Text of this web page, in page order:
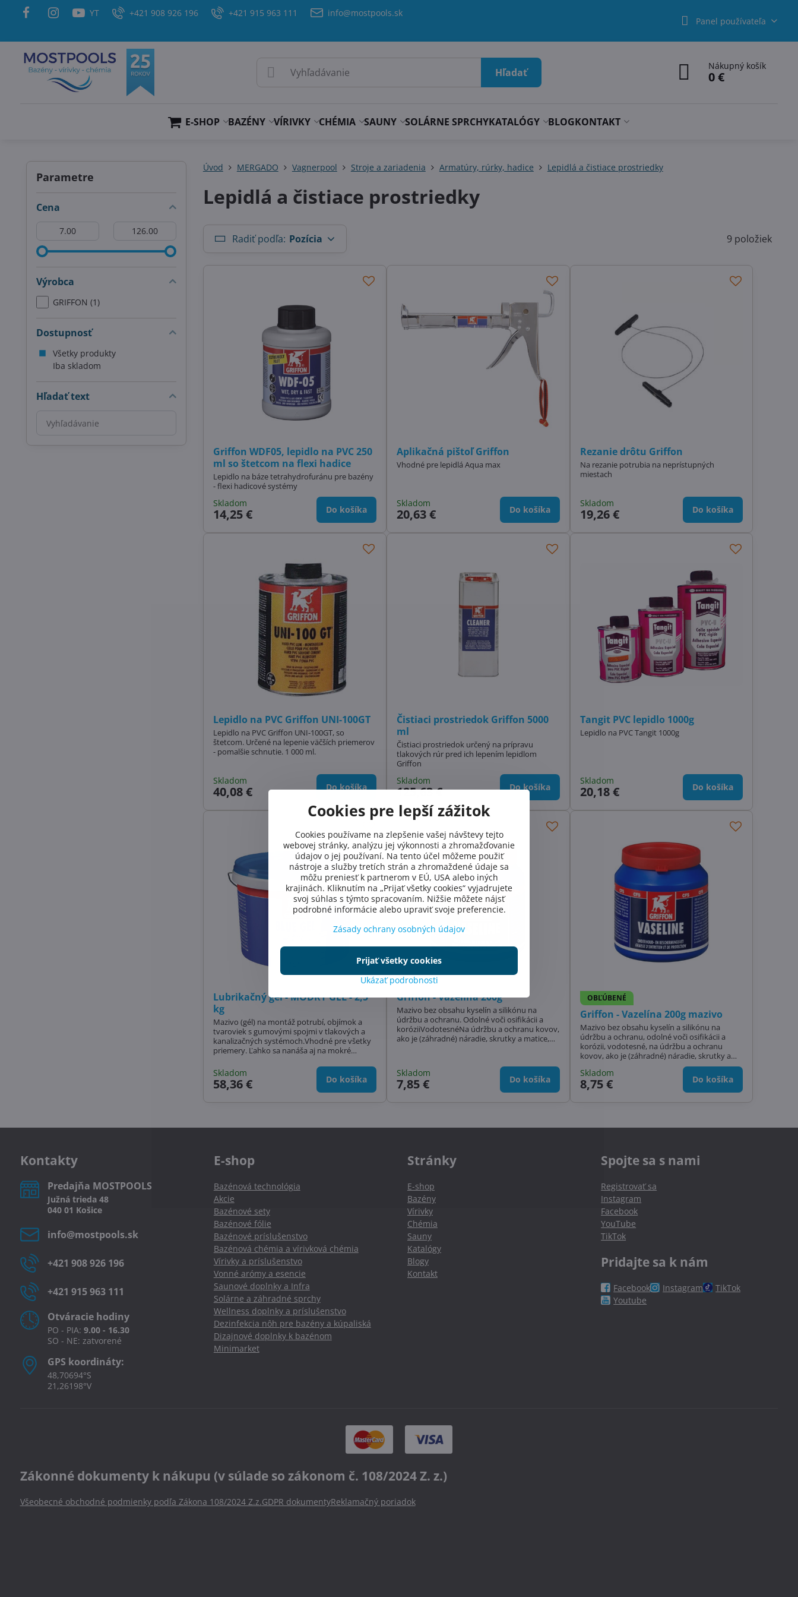
YT +421 908 926 196 +421 915 963 111 info@mostpools.sk
Panel používateľa
Hľadať
Nákupný košík
0 €
E-SHOP BAZÉNY VÍRIVKY CHÉMIA SAUNY SOLÁRNE SPRCHYKATALÓGY BLOGKONTAKT
Úvod MERGADO Vagnerpool Stroje a zariadenia Armatúry, rúrky, hadice Lepidlá a čistiace prostriedky
Lepidlá a čistiace prostriedky
Radiť podľa: Pozícia 9 položiek
Griffon WDF05, lepidlo na PVC 250
ml so štetcom na flexi hadice
Lepidlo na báze tetrahydrofuránu pre bazény
- flexi hadicové systémy
Skladom
14,25 € Do košíka
Aplikačná pištoľ Griffon
Vhodné pre lepidlá Aqua max
Skladom
20,63 € Do košíka
Rezanie drôtu Griffon
Na rezanie potrubia na neprístupných
miestach
Skladom
19,26 € Do košíka
Lepidlo na PVC Griffon UNI-100GT
Lepidlo na PVC Griffon UNI-100GT, so
štetcom. Určené na lepenie väčších priemerov
- pomalšie schnutie. 1 000 ml.
Skladom
40,08 € Do košíka
Čistiaci prostriedok Griffon 5000
ml
Čistiaci prostriedok určený na prípravu
tlakových rúr pred ich lepením lepidlom
Griffon
Skladom
125,63 € Do košíka
Tangit PVC lepidlo 1000g
Lepidlo na PVC Tangit 1000g
Skladom
20,18 € Do košíka
Lubrikačný gél - MODRÝ GÉL - 2,5
kg
Mazivo (gél) na montáž potrubí, objímok a
tvaroviek s gumovými spojmi v tlakových a
kanalizačných systémoch.Vhodné pre všetky
priemery. Ľahko sa nanáša aj na mokré
Skladom
58,36 € Do košíka
Griffon - Vazelína 200g
Mazivo bez obsahu kyselín a silikónu na
údržbu a ochranu. Odolné voči osifikácii a
koróziiVodotesnéNa údržbu a ochranu kovov,
ako je (záhradné) náradie, skrutky a matice,
Skladom
7,85 € Do košíka
OBĽÚBENÉ
Griffon - Vazelína 200g mazivo
Mazivo bez obsahu kyselín a silikónu na
údržbu a ochranu, odolné voči osifikácii a
korózii, vodotesné, na údržbu a ochranu
kovov, ako je (záhradné) náradie, skrutky a
Skladom
8,75 € Do košíka
Parametre
Cena
Výrobca
GRIFFON (1)
Dostupnosť
Všetky produkty
Iba skladom
Hľadať text
Prehľadať
výsledky
filtra
Kontakty
Predajňa MOSTPOOLS
Južná trieda 48
040 01 Košice
info​@mostpools​.sk
+421 908 926 196
+421 915 963 111
Otváracie hodiny
PO - PIA: 9.00 - 16.30
SO - NE: zatvorené
GPS koordináty:
48,70694°S
21,26198°V
E-shop
Bazénová technológia
Akcie
Bazénové sety
Bazénové fólie
Bazénové príslušenstvo
Bazénová chémia a vírivková chémia
Vírivky a príslušenstvo
Vonné arómy a esencie
Saunové doplnky a Infra
Solárne a záhradné sprchy
Wellness doplnky a príslušenstvo
Dezinfekcia nôh pre bazény a kúpaliská
Dizajnové doplnky k bazénom
Minimarket
Stránky
E-shop
Bazény
Vírivky
Chémia
Sauny
Katalógy
Blogy
Kontakt
Spojte sa s nami
Registrovať sa
Instagram
Facebook
YouTube
TikTok
Pridajte sa k nám
Facebook Instagram
TikTok
Youtube
Zákonné dokumenty k nákupu (v súlade so zákonom č. 108/2024 Z. z.)
Všeobecné obchodné podmienky podľa Zákona 108/2024 Z.z.GDPR dokumentyReklamačný poriadok
Cookies pre lepší zážitok
Cookies používame na zlepšenie vašej návštevy tejto
webovej stránky, analýzu jej výkonnosti a zhromažďovanie
údajov o jej používaní. Na tento účel môžeme použiť
nástroje a služby tretích strán a zhromaždené údaje sa
môžu preniesť k partnerom v EÚ, USA alebo iných
krajinách. Kliknutím na „Prijať všetky cookies“ vyjadrujete
svoj súhlas s týmto spracovaním. Nižšie môžete nájsť
podrobné informácie alebo upraviť svoje preferencie.
Zásady ochrany osobných údajov
Ukázať podrobnosti
Prijať všetky cookies